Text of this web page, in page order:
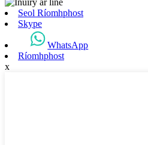
Seol Ríomhphost
Skype
WhatsApp
Ríomhphost
x